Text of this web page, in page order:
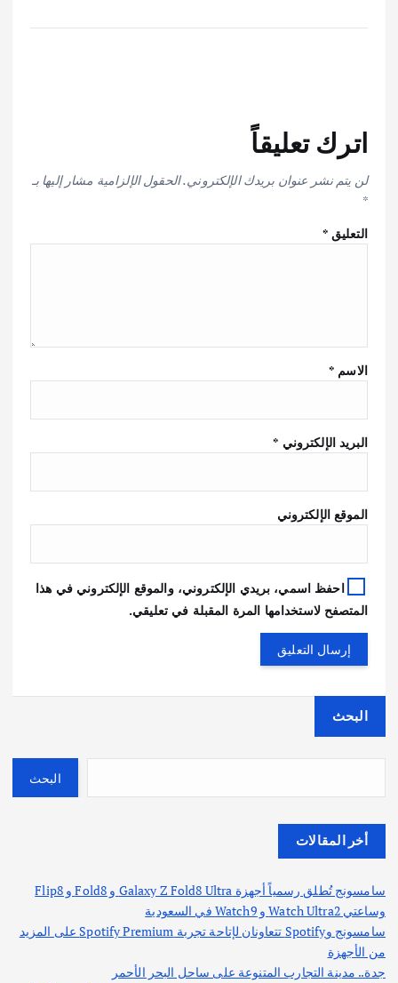
اترك تعليقاً
لن يتم نشر عنوان بريدك الإلكتروني.الحقول الإلزامية مشار إليها بـ
*
التعليق*
الاسم *
البريد الإلكتروني *
الموقع الإلكتروني
احفظ اسمي، بريدي الإلكتروني، والموقع الإلكتروني في هذا
المتصفح لاستخدامها المرة المقبلة في تعليقي.
البحث
البحث
أخر المقالات
سامسونج تُطلق رسمياً أجهزة Galaxy Z Fold8 Ultra و Fold8 و Flip8
وساعتي Watch Ultra2 و Watch9 في السعودية
سامسونج وSpotify تتعاونان لإتاحة تجربة Spotify Premium على المزيد
من الأجهزة
جدة.. مدينة التجارب المتنوعة على ساحل البحر الأحمر